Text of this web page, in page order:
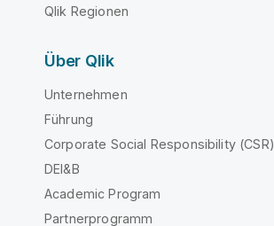
Qlik Regionen
Über Qlik
Unternehmen
Führung
Corporate Social Responsibility (CSR)
DEI&B
Academic Program
Partnerprogramm